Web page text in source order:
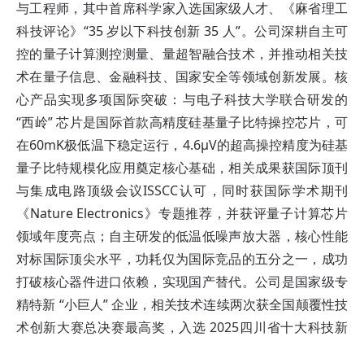
与工程师，其中首席科学家入选国家级人才、《麻省理工
科技评论》“35 岁以下科技创新 35 人”。公司深耕自主可
控的量子计算测控测量、量超智融合技术，并推动相关技
术在量子信息、金融科技、国家安全等领域创新发展。核
心产品实现多项国际突破：与电子科技大学联合研发的
“西岭” 芯片是国际首款高精度硅基量子比特操控芯片，可
在60mK极低温下稳定运行，4.6μV的超高操控精度为硅基
量子比特规模化应用奠定核心基础，相关成果获国际顶刊
与集成电路顶级会议ISSCC认可，同时获国际学术期刊
《Nature Electronics》专题推荐，并获评量子计算芯片
领域年度亮点；自主研发的低温低噪声放大器，核心性能
对标国际顶尖水平，功耗仅为国际竞品的五分之一，成功
打破核心器件进口依赖，实现国产替代。公司是国家级专
精特新 “小巨人” 企业，相关技术连续两次获全国颠覆性技
术创新大赛总决赛最高奖，入选 2025四川省十大科技新